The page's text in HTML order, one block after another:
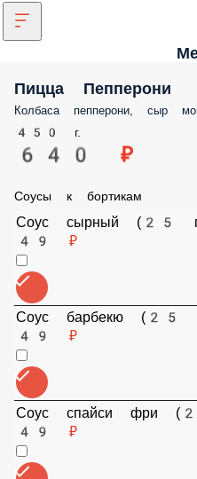
Пицца Пепперони
Колбаса пепперони, сыр
450 г.
640 ₽
Соусы к бортикам
Соус сырный (25 г)
49 ₽
Соус барбекю (25 г)
49 ₽
Соус спайси фри (25 г)
49 ₽